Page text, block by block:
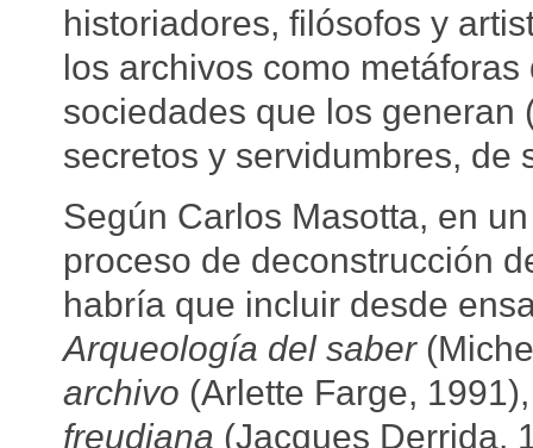
historiadores, filósofos y
los archivos como
sociedades que los generan
secretos y servidumbres, de
Según Carlos Masotta, en
proceso de deconstrucción
habría que incluir desde
Arqueología del saber
archivo (Arlette Farge,
freudiana (Jacques Derrida,